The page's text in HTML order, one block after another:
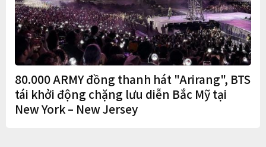
80.000 ARMY đồng thanh hát "Arirang", BTS
tái khởi động chặng lưu diễn Bắc Mỹ tại
New York – New Jersey